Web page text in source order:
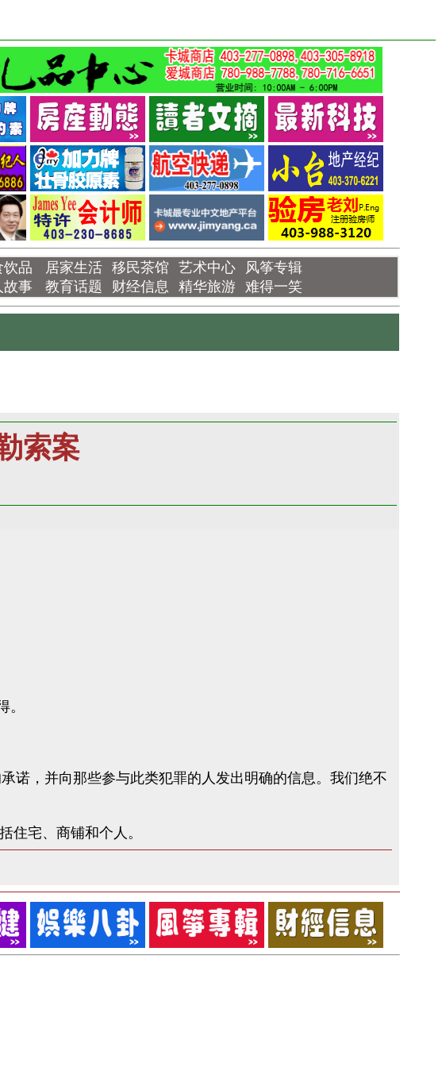
饮品 居家生活 移民茶馆 艺术中心
风筝专辑
故事 教育话题 财经信息 精华旅游 难得一笑
索案
诺，并向那些参与此类犯罪的人发出明确的信息。我们绝不
住宅、商铺和个人。